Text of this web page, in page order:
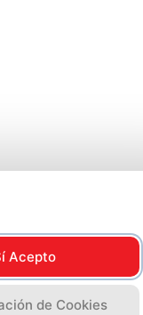
Acepto
de Cookies